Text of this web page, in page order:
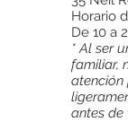
Horario
De 10 a
* Al ser
familiar,
atención
antes de